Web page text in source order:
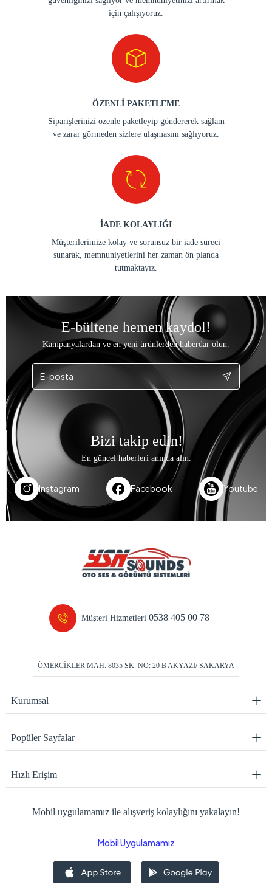
için çalışıyoruz.
ÖZENLİ PAKETLEME
Siparişlerinizi özenle paketleyip göndererek sağlam
ve zarar görmeden sizlere ulaşmasını sağlıyoruz.
İADE KOLAYLIĞI
Müşterilerimize kolay ve sorunsuz bir iade süreci
sunarak, memnuniyetlerini her zaman ön planda
tutmaktayız.
E-bültene hemen kaydol!
Kampanyalardan ve en yeni ürünlerden haberdar olun.
Bizi takip edin!
En güncel haberleri anında alın.
Instagram Facebook Youtube
Müşteri Hizmetleri0538 405 00 78
ÖMERCİKLER MAH. 8035 SK. NO: 20 B AKYAZI/ SAKARYA
Kurumsal
Popüler Sayfalar
Hızlı Erişim
Mobil uygulamamız ile alışveriş kolaylığını yakalayın!
Mobil Uygulamamız